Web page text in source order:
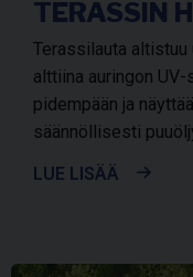
TERASSIN
Terassilauta
alttiina auringon
pidempään ja
säännöllisesti
LUE LISÄÄ